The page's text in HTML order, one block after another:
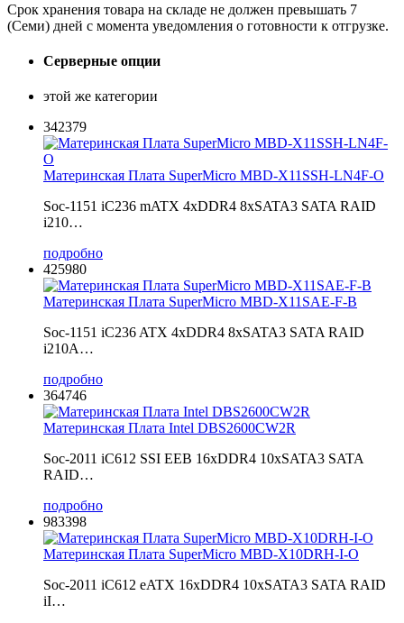
Срок хранения товара на складе не должен превышать 7
(Семи) дней с момента уведомления о готовности к отгрузке.
Серверные опции
этой же категории
342379
Материнская Плата SuperMicro MBD-X11SSH-LN4F-O
Soc-1151 iC236 mATX 4xDDR4 8xSATA3 SATA RAID
i210…
подробно
425980
Материнская Плата SuperMicro MBD-X11SAE-F-B
Soc-1151 iC236 ATX 4xDDR4 8xSATA3 SATA RAID
i210A…
подробно
364746
Материнская Плата Intel DBS2600CW2R
Soc-2011 iC612 SSI EEB 16xDDR4 10xSATA3 SATA
RAID…
подробно
983398
Материнская Плата SuperMicro MBD-X10DRH-I-O
Soc-2011 iC612 eATX 16xDDR4 10xSATA3 SATA RAID
iI…